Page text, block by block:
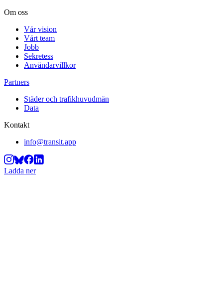
Om oss
Vår vision
Vårt team
Jobb
Sekretess
Användarvillkor
Partners
Städer och trafikhuvudmän
Data
Kontakt
info@transit.app
Ladda ner